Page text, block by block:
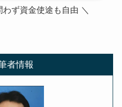
ず資金使途も自由 ＼
者情報